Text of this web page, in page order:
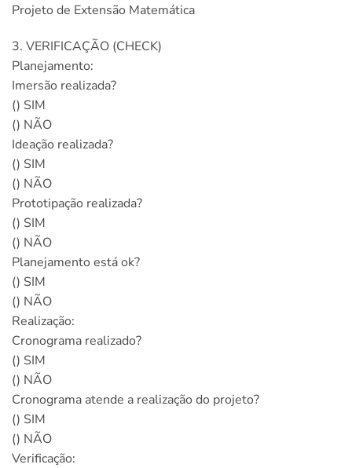
Projeto de Extensão Matemática
3. VERIFICAÇÃO (CHECK)
Planejamento:
Imersão realizada?
() SIM
() NÃO
Ideação realizada?
() SIM
() NÃO
Prototipação realizada?
() SIM
() NÃO
Planejamento está ok?
() SIM
() NÃO
Realização:
Cronograma realizado?
() SIM
() NÃO
Cronograma atende a realização do projeto?
() SIM
() NÃO
Verificação: